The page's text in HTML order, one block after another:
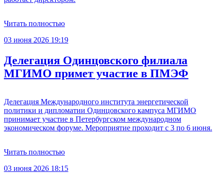
Читать полностью
03 июня 2026 19:19
Делегация Одинцовского филиала
МГИМО примет участие в ПМЭФ
Делегация Международного института энергетической
политики и дипломатии Одинцовского кампуса МГИМО
принимает участие в Петербургском международном
экономическом форуме. Мероприятие проходит с 3 по 6 июня.
Читать полностью
03 июня 2026 18:15